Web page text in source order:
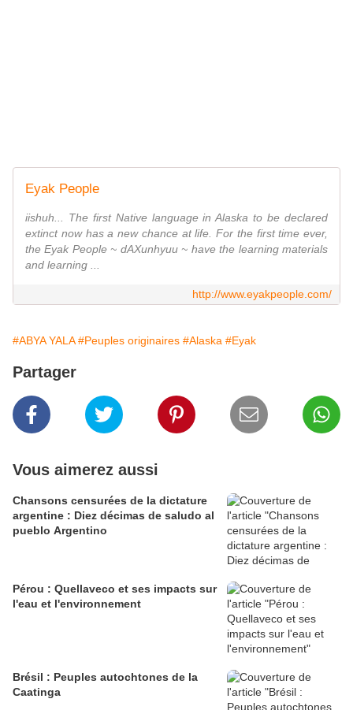
Eyak People
iishuh... The first Native language in Alaska to be declared
extinct now has a new chance at life. For the first time ever,
the Eyak People ~ dAXunhyuu ~ have the learning materials
and learning ...
http://www.eyakpeople.com/
#ABYA YALA #Peuples originaires #Alaska #Eyak
Partager
Vous aimerez aussi
Chansons censurées de la dictature
argentine : Diez décimas de saludo al
pueblo Argentino
Pérou : Quellaveco et ses impacts sur
l'eau et l'environnement
Brésil : Peuples autochtones de la
Caatinga